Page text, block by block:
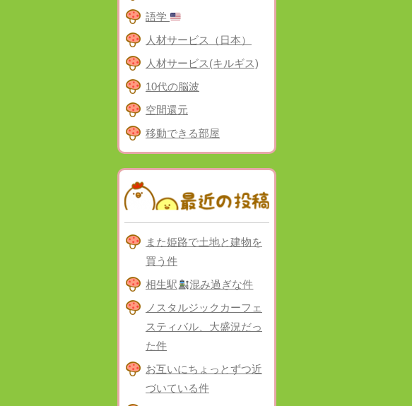
語学
人材サービス（日本）
人材サービス(キルギス)
10代の脳波
空間還元
移動できる部屋
また姫路で土地と建物を
買う件
相生駅
混み過ぎな件
ノスタルジックカーフェ
スティバル、大盛況だっ
た件
お互いにちょっとずつ近
づいている件